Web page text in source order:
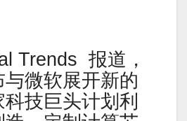
Trends 报道，
微软展开新的
技巨头计划利